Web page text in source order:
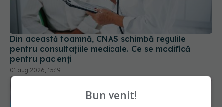
Din această toamnă, CNAS schimbă regulile
pentru consultațiile medicale. Ce se modifică
pentru pacienți
01 aug 2026, 15:19
Bun venit!